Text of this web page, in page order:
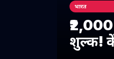
भारत
शुल्क!